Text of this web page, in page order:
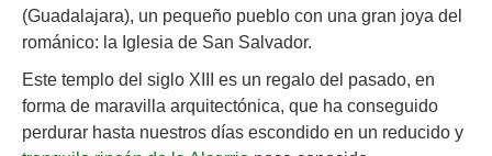
(Guadalajara), un pequeño pueblo con una gran joya del
románico: la Iglesia de San Salvador.
Este templo del siglo XIII es un regalo del pasado, en
forma de maravilla arquitectónica, que ha conseguido
perdurar hasta nuestros días escondido en un reducido y